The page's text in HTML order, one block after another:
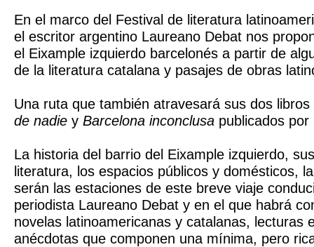
En el marco del Festival de literatura
el escritor argentino Laureano Debat nos
el Eixample izquierdo barcelonés a partir de
de la literatura catalana y pasajes de obras
Una ruta que también atravesará sus dos
de nadie y Barcelona inconclusa publicados
La historia del barrio del Eixample izquierdo,
literatura, los espacios públicos y domésticos,
serán las estaciones de este breve viaje
periodista Laureano Debat y en el que habrá
novelas latinoamericanas y catalanas, lecturas
anécdotas que componen una mínima, pero